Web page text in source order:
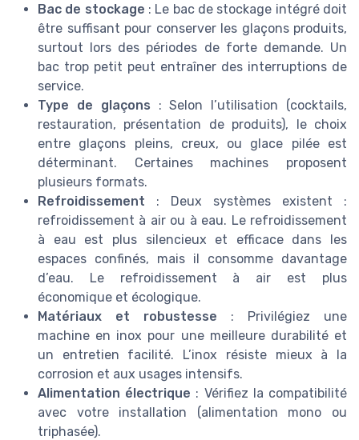
Bac de stockage : Le bac de stockage intégré doit
être suffisant pour conserver les glaçons produits,
surtout lors des périodes de forte demande. Un
bac trop petit peut entraîner des interruptions de
service.
Type de glaçons : Selon l’utilisation (cocktails,
restauration, présentation de produits), le choix
entre glaçons pleins, creux, ou glace pilée est
déterminant. Certaines machines proposent
plusieurs formats.
Refroidissement : Deux systèmes existent :
refroidissement à air ou à eau. Le refroidissement
à eau est plus silencieux et efficace dans les
espaces confinés, mais il consomme davantage
d’eau. Le refroidissement à air est plus
économique et écologique.
Matériaux et robustesse : Privilégiez une
machine en inox pour une meilleure durabilité et
un entretien facilité. L’inox résiste mieux à la
corrosion et aux usages intensifs.
Alimentation électrique : Vérifiez la compatibilité
avec votre installation (alimentation mono ou
triphasée).